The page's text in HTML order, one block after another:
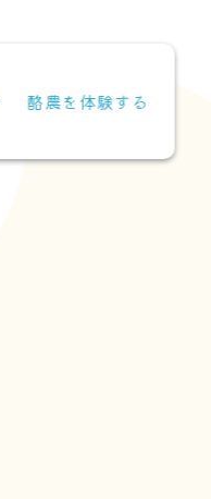
酪農を体験する